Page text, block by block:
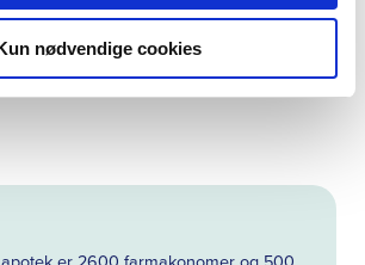
nødvendige cookies